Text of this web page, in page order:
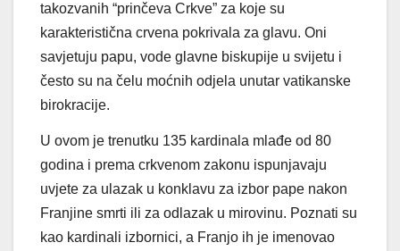
takozvanih “prinčeva Crkve” za koje su
karakteristična crvena pokrivala za glavu. Oni
savjetuju papu, vode glavne biskupije u svijetu i
često su na čelu moćnih odjela unutar vatikanske
birokracije.
U ovom je trenutku 135 kardinala mlađe od 80
godina i prema crkvenom zakonu ispunjavaju
uvjete za ulazak u konklavu za izbor pape nakon
Franjine smrti ili za odlazak u mirovinu. Poznati su
kao kardinali izbornici, a Franjo ih je imenovao